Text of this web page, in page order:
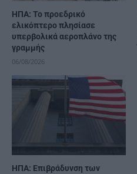
ΗΠΑ: Το προεδρικό
ελικόπτερο πλησίασε
υπερβολικά αεροπλάνο της
γραμμής
06/08/2026
ΗΠΑ: Επιβράδυνση των